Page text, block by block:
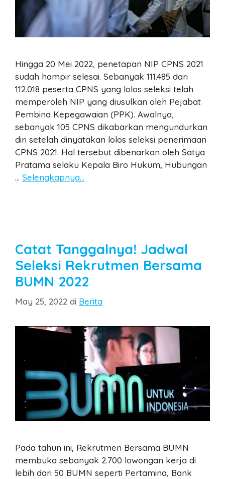
Hingga 20 Mei 2022, penetapan NIP CPNS 2021
sudah hampir selesai. Sebanyak 111.485 dari
112.018 peserta CPNS yang lolos seleksi telah
memperoleh NIP yang diusulkan oleh Pejabat
Pembina Kepegawaian (PPK). Awalnya,
sebanyak 105 CPNS dikabarkan mengundurkan
diri setelah dinyatakan lolos seleksi penerimaan
CPNS 2021. Hal tersebut dibenarkan oleh Satya
Pratama selaku Kepala Biro Hukum, Hubungan
… Selengkapnya…
Catat Tanggalnya! Jadwal
Seleksi Rekrutmen Bersama
BUMN 2022
May 25, 2022 di Categories
Berita
Pada tahun ini, Rekrutmen Bersama BUMN
membuka sebanyak 2.700 lowongan kerja di
lebih dari 50 BUMN seperti Pertamina, Bank